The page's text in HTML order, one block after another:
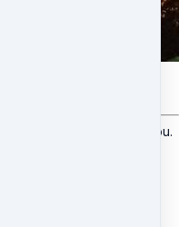
Videos von Eurythmy4you.
mit allen dazugehörigen